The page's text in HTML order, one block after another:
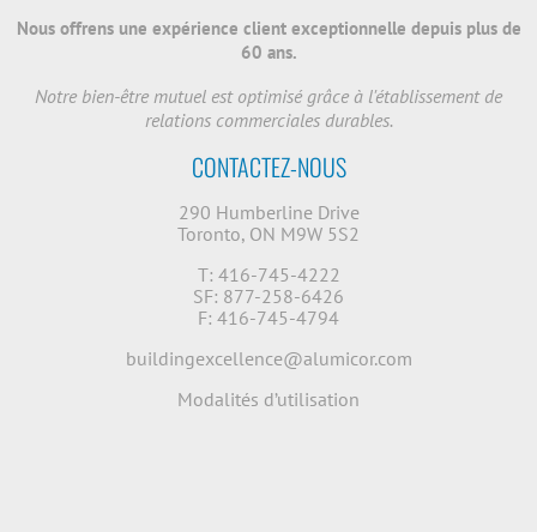
Nous offrens une expérience client exceptionnelle depuis plus de
60 ans.
Notre bien-être mutuel est optimisé grâce à l'établissement de
relations commerciales durables.
CONTACTEZ-NOUS
290 Humberline Drive
Toronto, ON M9W 5S2
T: 416-745-4222
SF: 877-258-6426
F: 416-745-4794
buildingexcellence@alumicor.com
Modalités d’utilisation